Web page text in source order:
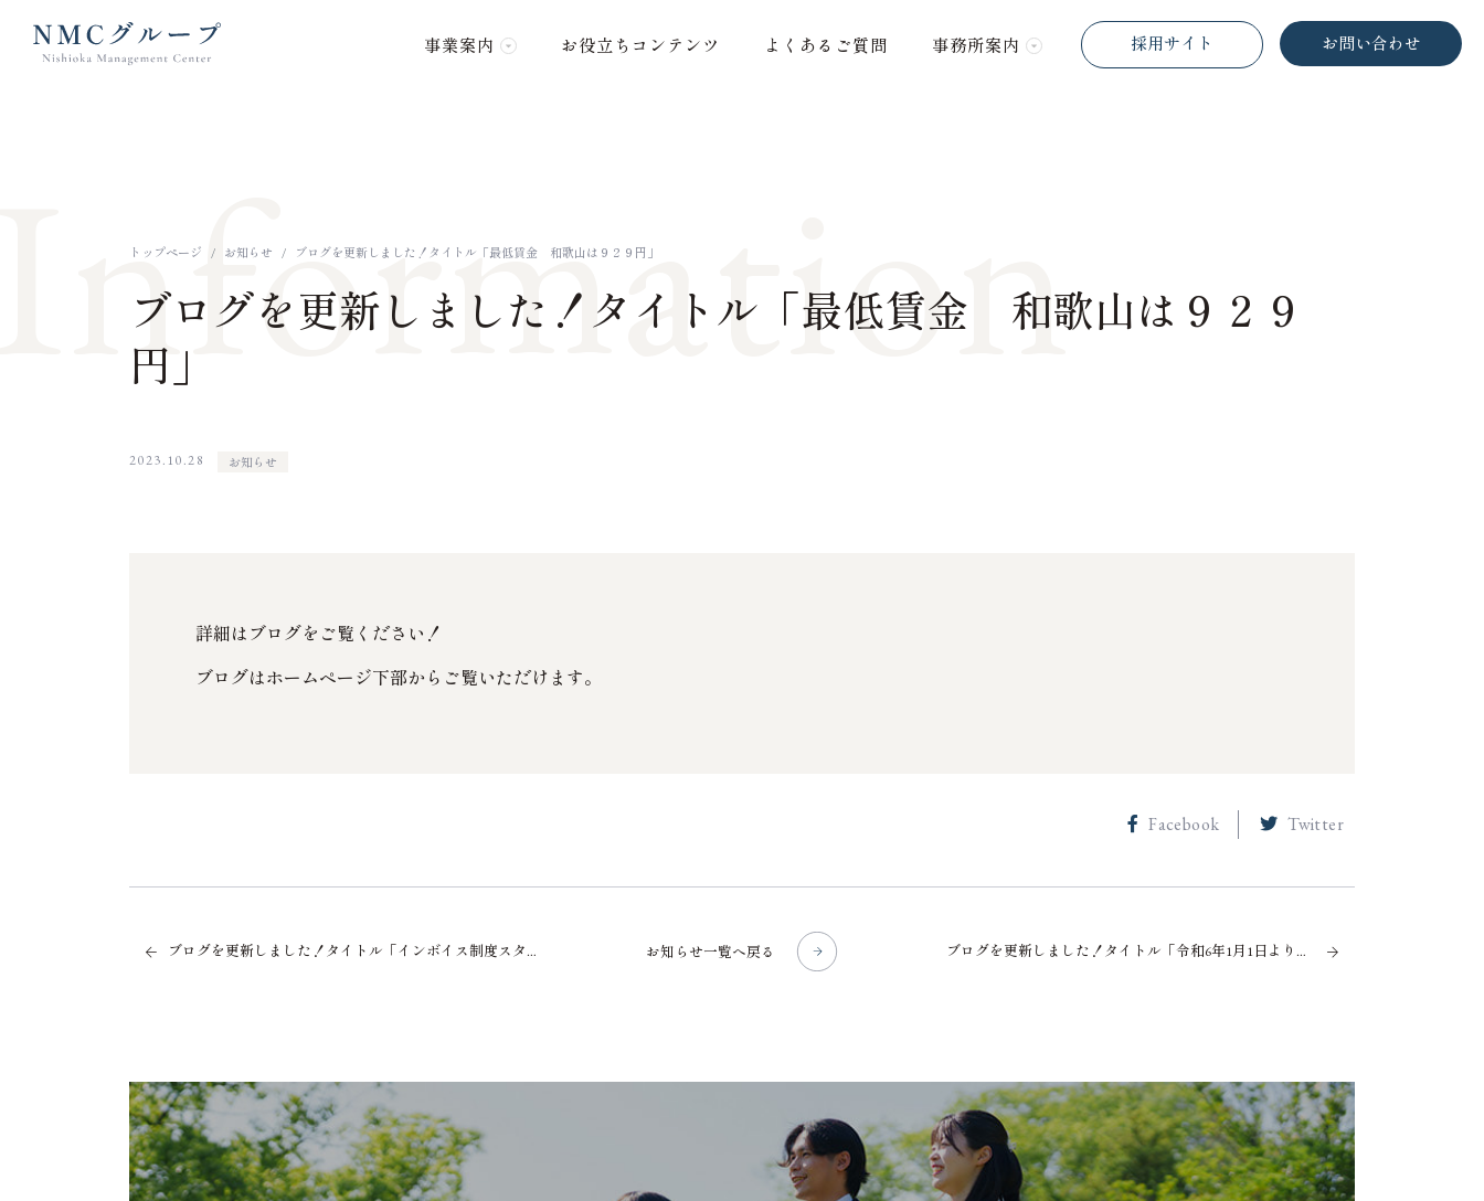
事業案内 お役立ちコンテンツ よくあるご質問 事務所案内 採用サイト お問い合わせ
トップページ お知らせ ブログを更新しました！タイトル「最低賃金 和歌山は９２９円」
ブログを更新しました！タイトル「最低賃金 和歌山は９２９
円」
2023.10.28 お知らせ
詳細はブログをご覧ください！
ブログはホームページ下部からご覧いただけます。
Facebook Twitter
ブログを更新しました！タイトル「インボイス制度スタート」 お知らせ一覧へ戻る ブログを更新しました！タイトル「令和6年1月1日より相続税及び贈与税が改正されます。」